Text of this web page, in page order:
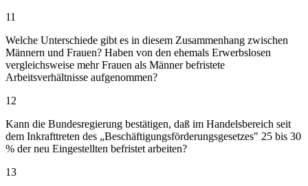
11
Welche Unterschiede gibt es in diesem Zusammenhang zwischen
Männern und Frauen? Haben von den ehemals Erwerbslosen
vergleichsweise mehr Frauen als Männer befristete
Arbeitsverhältnisse aufgenommen?
12
Kann die Bundesregierung bestätigen, daß im Handelsbereich seit
dem Inkrafttreten des „Beschäftigungsförderungsgesetzes" 25 bis 30
% der neu Eingestellten befristet arbeiten?
13